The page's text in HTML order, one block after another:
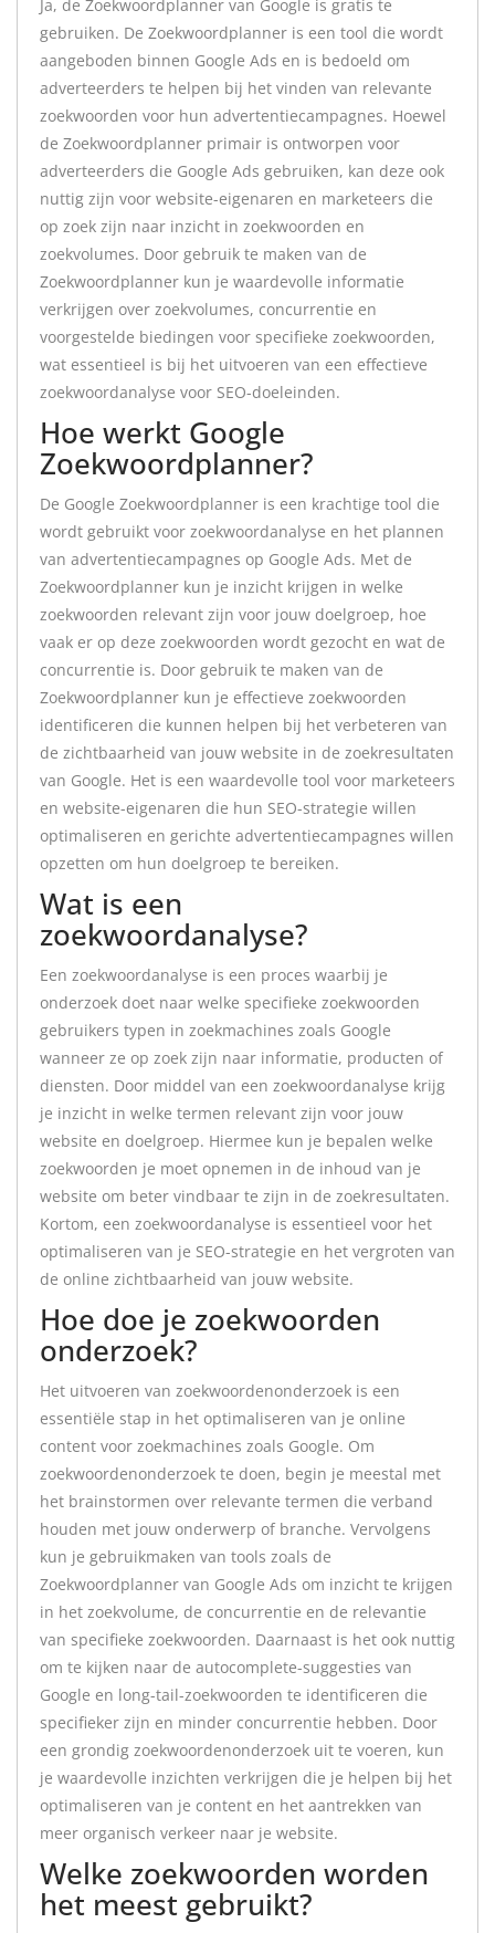
Ja, de Zoekwoordplanner van Google is gratis te
gebruiken. De Zoekwoordplanner is een tool die wordt
aangeboden binnen Google Ads en is bedoeld om
adverteerders te helpen bij het vinden van relevante
zoekwoorden voor hun advertentiecampagnes. Hoewel
de Zoekwoordplanner primair is ontworpen voor
adverteerders die Google Ads gebruiken, kan deze ook
nuttig zijn voor website-eigenaren en marketeers die
op zoek zijn naar inzicht in zoekwoorden en
zoekvolumes. Door gebruik te maken van de
Zoekwoordplanner kun je waardevolle informatie
verkrijgen over zoekvolumes, concurrentie en
voorgestelde biedingen voor specifieke zoekwoorden,
wat essentieel is bij het uitvoeren van een effectieve
zoekwoordanalyse voor SEO-doeleinden.
Hoe werkt Google
Zoekwoordplanner?
De Google Zoekwoordplanner is een krachtige tool die
wordt gebruikt voor zoekwoordanalyse en het plannen
van advertentiecampagnes op Google Ads. Met de
Zoekwoordplanner kun je inzicht krijgen in welke
zoekwoorden relevant zijn voor jouw doelgroep, hoe
vaak er op deze zoekwoorden wordt gezocht en wat de
concurrentie is. Door gebruik te maken van de
Zoekwoordplanner kun je effectieve zoekwoorden
identificeren die kunnen helpen bij het verbeteren van
de zichtbaarheid van jouw website in de zoekresultaten
van Google. Het is een waardevolle tool voor marketeers
en website-eigenaren die hun SEO-strategie willen
optimaliseren en gerichte advertentiecampagnes willen
opzetten om hun doelgroep te bereiken.
Wat is een
zoekwoordanalyse?
Een zoekwoordanalyse is een proces waarbij je
onderzoek doet naar welke specifieke zoekwoorden
gebruikers typen in zoekmachines zoals Google
wanneer ze op zoek zijn naar informatie, producten of
diensten. Door middel van een zoekwoordanalyse krijg
je inzicht in welke termen relevant zijn voor jouw
website en doelgroep. Hiermee kun je bepalen welke
zoekwoorden je moet opnemen in de inhoud van je
website om beter vindbaar te zijn in de zoekresultaten.
Kortom, een zoekwoordanalyse is essentieel voor het
optimaliseren van je SEO-strategie en het vergroten van
de online zichtbaarheid van jouw website.
Hoe doe je zoekwoorden
onderzoek?
Het uitvoeren van zoekwoordenonderzoek is een
essentiële stap in het optimaliseren van je online
content voor zoekmachines zoals Google. Om
zoekwoordenonderzoek te doen, begin je meestal met
het brainstormen over relevante termen die verband
houden met jouw onderwerp of branche. Vervolgens
kun je gebruikmaken van tools zoals de
Zoekwoordplanner van Google Ads om inzicht te krijgen
in het zoekvolume, de concurrentie en de relevantie
van specifieke zoekwoorden. Daarnaast is het ook nuttig
om te kijken naar de autocomplete-suggesties van
Google en long-tail-zoekwoorden te identificeren die
specifieker zijn en minder concurrentie hebben. Door
een grondig zoekwoordenonderzoek uit te voeren, kun
je waardevolle inzichten verkrijgen die je helpen bij het
optimaliseren van je content en het aantrekken van
meer organisch verkeer naar je website.
Welke zoekwoorden worden
het meest gebruikt?